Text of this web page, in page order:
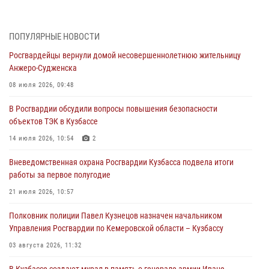
Кузбассовцы высоко оценили качество предоставления
04 августа 2026, 09:42
Росгвардейцы помогли разыскать троих юных путешественников из
04 августа 2026, 08:42
Росгвардейцы задержали нарушителя общественного порядка в
04 августа 2026, 07:41
Кемеровские росгвардейцы пресекли попытку хищения товара
04 августа 2026, 06:32
ПОПУЛЯРНЫЕ НОВОСТИ
Росгвардейцы вернули домой несовершеннолетнюю жительницу
Анжеро-Судженска
08 июля 2026, 09:48
В Росгвардии обсудили вопросы повышения безопасности
объектов ТЭК в Кузбассе
14 июля 2026, 10:54 2
Вневедомственная охрана Росгвардии Кузбасса подвела итоги
работы за первое полугодие
21 июля 2026, 10:57
Полковник полиции Павел Кузнецов назначен начальником
Управления Росгвардии по Кемеровской области – Кузбассу
03 августа 2026, 11:32